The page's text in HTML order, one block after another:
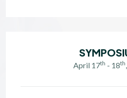
April 17th - 18th